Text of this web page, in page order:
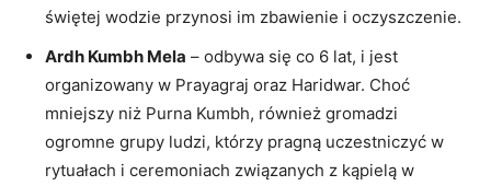
świętej wodzie przynosi im zbawienie i oczyszczenie.
Ardh Kumbh Mela – odbywa się co 6 lat, i jest
organizowany w Prayagraj oraz Haridwar. Choć
mniejszy niż Purna Kumbh, również gromadzi
ogromne grupy ludzi, którzy pragną uczestniczyć w
rytuałach i ceremoniach związanych z kąpielą w